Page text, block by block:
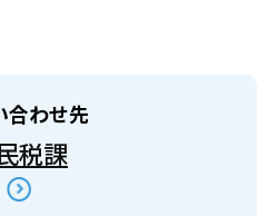
合わせ先
税課